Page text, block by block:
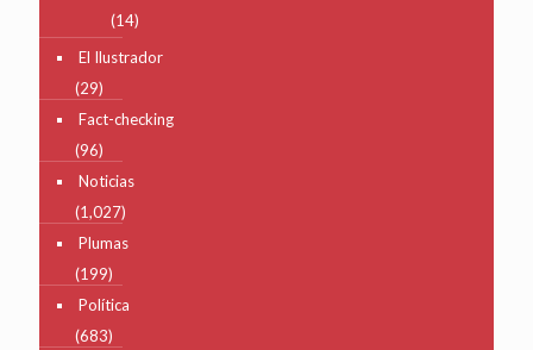
(14)
El Ilustrador
(29)
Fact-checking
(96)
Noticias
(1,027)
Plumas
(199)
Política
(683)